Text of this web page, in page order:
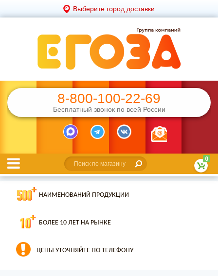
Выберите город доставки
8-800-100-22-69
Бесплатный звонок по всей России
0
НАИМЕНОВАНИЙ ПРОДУКЦИИ
БОЛЕЕ 10 ЛЕТ НА РЫНКЕ
ЦЕНЫ УТОЧНЯЙТЕ ПО ТЕЛЕФОНУ